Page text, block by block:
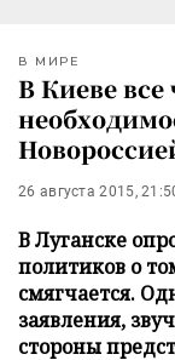
В МИРЕ
В Киеве
26 августа 2015,
В Луганске
политиков о
смягчается.
заявления,
стороны